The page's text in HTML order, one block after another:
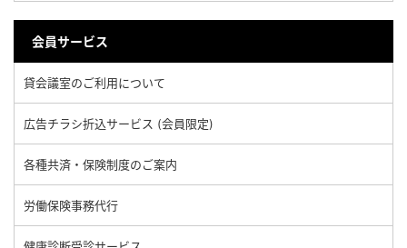
会員サービス
貸会議室のご利用について
広告チラシ折込サービス (会員限定)
各種共済・保険制度のご案内
労働保険事務代行